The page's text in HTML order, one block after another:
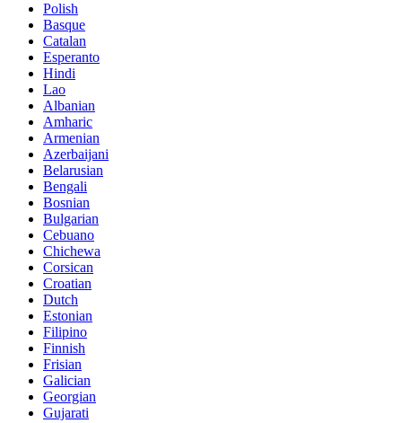
Polish
Basque
Catalan
Esperanto
Hindi
Lao
Albanian
Amharic
Armenian
Azerbaijani
Belarusian
Bengali
Bosnian
Bulgarian
Cebuano
Chichewa
Corsican
Croatian
Dutch
Estonian
Filipino
Finnish
Frisian
Galician
Georgian
Gujarati